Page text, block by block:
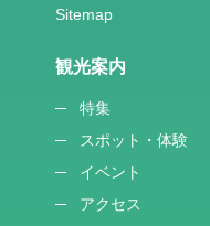
観光案内
特集
スポット・体験
イベント
アクセス